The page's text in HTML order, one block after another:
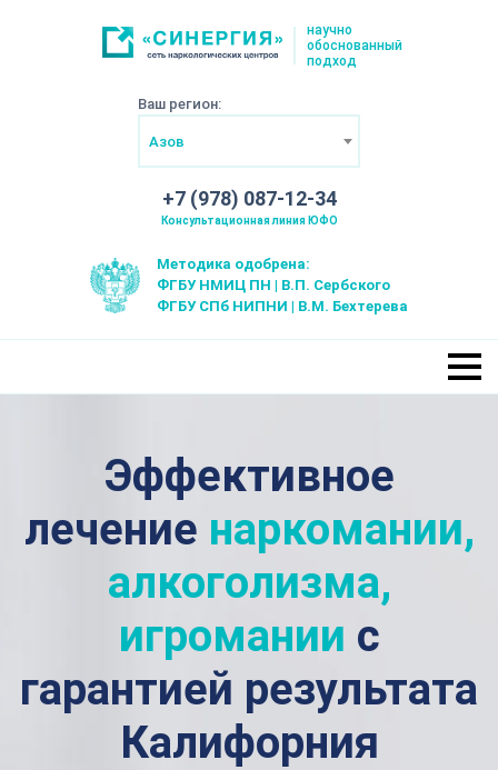
научно
обоснованный
подход
Ваш регион:
Азов
+7 (978) 087-12-34
Консультационная линия ЮФО
Методика одобрена:
ФГБУ НМИЦ ПН | В.П. Сербского
ФГБУ СПб НИПНИ | В.М. Бехтерева
Эффективное
лечение наркомании,
алкоголизма,
игромании с
гарантией результата
Калифорния